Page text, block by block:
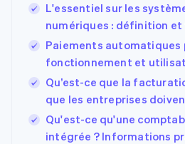
L'essentiel sur les
numériques : définition
Paiements automatiques
fonctionnement et
Qu’est-ce que la
que les entreprises
Qu'est-ce qu'une
intégrée ? Informations